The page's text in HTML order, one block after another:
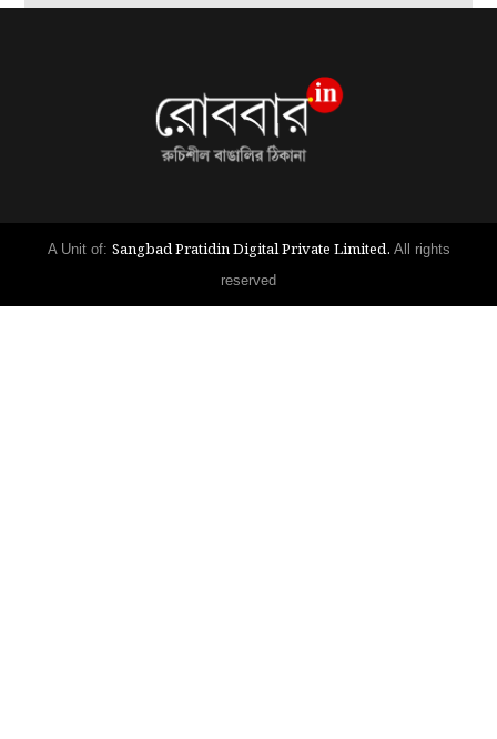
A Unit of: Sangbad Pratidin Digital Private Limited. All rights
reserved